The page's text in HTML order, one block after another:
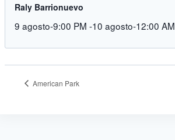
Raly Barrionuevo
9 agosto-9:00 PM -10 agosto-12:00 AM
American Park